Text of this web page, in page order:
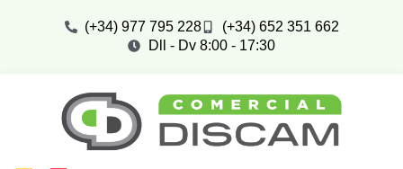
(+34) 977 795 228
(+34) 652 351 662
Dll - Dv 8:00 - 17:30